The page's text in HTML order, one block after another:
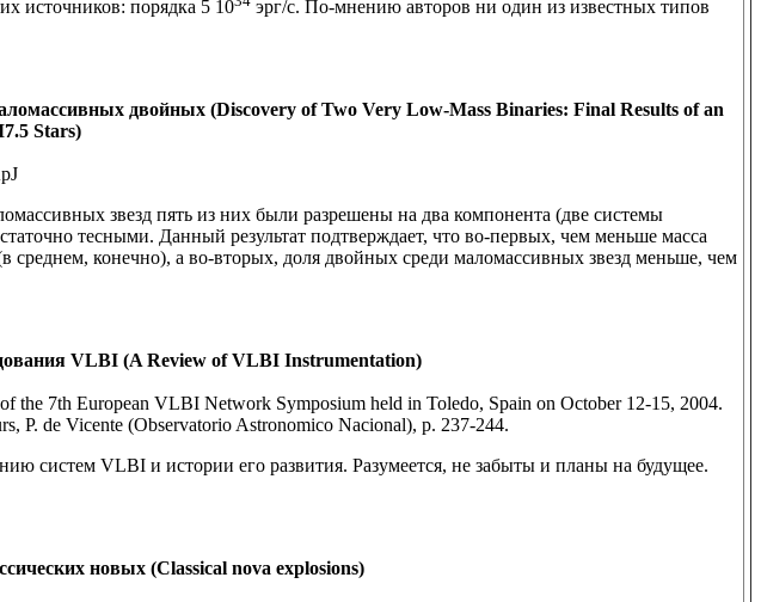
источников: порядка 5 10
эрг/с. По-мнению авторов ни один из известных типов
двойных (Discovery of Two Very Low-Mass Binaries: Final Results of an
Stars)
звезд пять из них были разрешены на два компонента (две системы
тесными. Данный результат подтверждает, что во-первых, чем меньше масса
среднем, конечно), а во-вторых, доля двойных среди маломассивных звезд меньше, чем
VLBI (A Review of VLBI Instrumentation)
the 7th European VLBI Network Symposium held in Toledo, Spain on October 12-15, 2004.
P. de Vicente (Observatorio Astronomico Nacional), p. 237-244.
систем VLBI и истории его развития. Разумеется, не забыты и планы на будущее.
новых (Classical nova explosions)